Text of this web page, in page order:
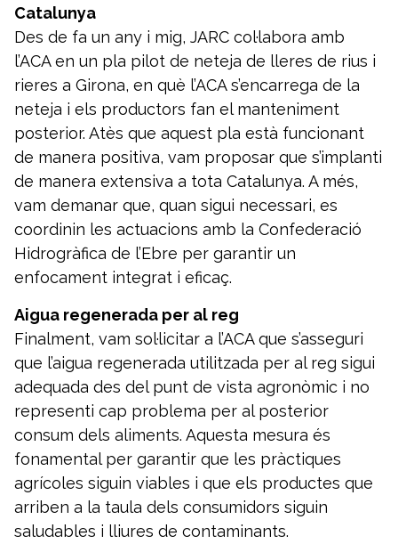
Catalunya
Des de fa un any i mig, JARC col·labora amb
l’ACA en un pla pilot de neteja de lleres de rius i
rieres a Girona, en què l’ACA s’encarrega de la
neteja i els productors fan el manteniment
posterior. Atès que aquest pla està funcionant
de manera positiva, vam proposar que s’implanti
de manera extensiva a tota Catalunya. A més,
vam demanar que, quan sigui necessari, es
coordinin les actuacions amb la Confederació
Hidrogràfica de l’Ebre per garantir un
enfocament integrat i eficaç.
Aigua regenerada per al reg
Finalment, vam sol·licitar a l’ACA que s’asseguri
que l’aigua regenerada utilitzada per al reg sigui
adequada des del punt de vista agronòmic i no
representi cap problema per al posterior
consum dels aliments. Aquesta mesura és
fonamental per garantir que les pràctiques
agrícoles siguin viables i que els productes que
arriben a la taula dels consumidors siguin
saludables i lliures de contaminants.